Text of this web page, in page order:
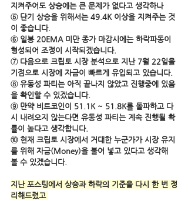
지켜주어도 상승에는 큰 문제가 없다고 생각하나
⑤ 단기 상승을 위해서는 49.4K 이상을 지켜주는 것
이 좋습니다.
⑥ 일봉 20EMA 미만 종가 마감시에는 하락파동이
형성되어 조정이 시작되겠습니다.
⑦ 다음으로 크립토 시장 분석으로 지난 7월 22일을
기점으로 시장에 자금이 빠르게 유입되고 있습니다.
⑧ 유동성 파티는 아직 끝나지 않았고 진행중에 있음
을 확인할 수 있겠습니다.
⑨ 만약 비트코인이 51.1K ~ 51.8K를 돌파하고 다
시 내려오지 않는다면 유동성 파티는 계속 진행될 확
률이 높다고 생각합니다.
⑩ 현재 크립토 시장에서 거대한 누군가가 시장 유지
를 위해 자금(Money)을 불어 넣고 있다고 생각해
볼 수 있겠습니다.
지난 포스팅에서 상승과 하락의 기준을 다시 한 번 정
리해드렸고